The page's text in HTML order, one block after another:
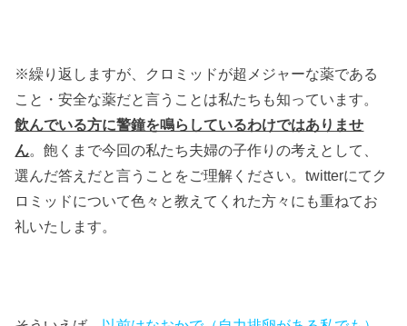
※繰り返しますが、クロミッドが超メジャーな薬である
こと・安全な薬だと言うことは私たちも知っています。
飲んでいる方に警鐘を鳴らしているわけではありませ
ん。飽くまで今回の私たち夫婦の子作りの考えとして、
選んだ答えだと言うことをご理解ください。twitterにてク
ロミッドについて色々と教えてくれた方々にも重ねてお
礼いたします。